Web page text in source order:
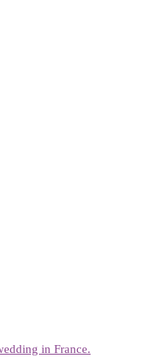
in France.